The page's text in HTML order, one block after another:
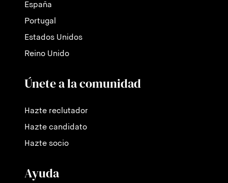
España
Portugal
Estados Unidos
Reino Unido
Únete a la comunidad
Hazte reclutador
Hazte candidato
Hazte socio
Ayuda